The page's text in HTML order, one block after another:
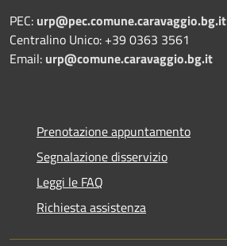
PEC: urp@pec.comune.caravaggio.bg.it
Centralino Unico: +39 0363 3561
Email: urp@comune.caravaggio.bg.it
Prenotazione appuntamento
Segnalazione disservizio
Leggi le FAQ
Richiesta assistenza